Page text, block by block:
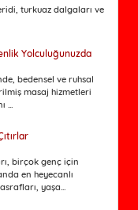
turkuaz dalgaları ve
Yolculuğunuzda
bedensel ve ruhsal
masaj hizmetleri
...
birçok genç için
en heyecanlı
yaşa...